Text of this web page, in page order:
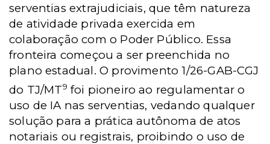
serventias extrajudiciais, que têm natureza
de atividade privada exercida em
colaboração com o Poder Público. Essa
fronteira começou a ser preenchida no
planoestadual. O provimento 1/26-GAB-CGJ
do TJ/MT9 foi pioneiro ao regulamentar o
uso de IA nas serventias, vedando qualquer
solução para a prática autônoma de atos
notariais ou registrais, proibindo o uso de